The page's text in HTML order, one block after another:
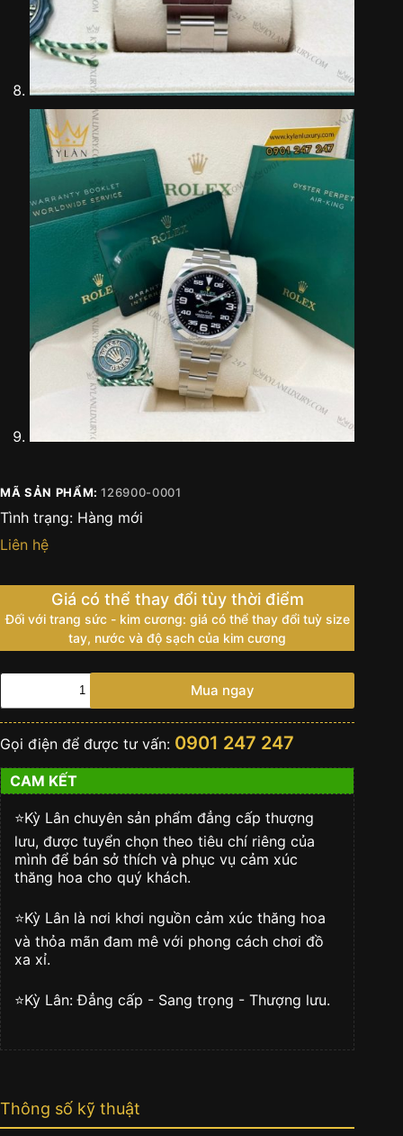
MÃ SẢN PHẨM:126900-0001
Tình trạng: Hàng mới
Liên hệ
Giá có thể thay đổi tùy thời điểm
Đối với trang sức - kim cương: giá có thể thay đổi tuỳ size
tay, nước và độ sạch của kim cương
Đồng
Rolex
King
40
mặt
số
đen
126900-
0001
số
lượng
Mua ngay
Gọi điện để được tư vấn: 0901 247 247
CAM KẾT
⭐️Kỳ Lân chuyên sản phẩm đẳng cấp thượng
lưu, được tuyển chọn theo tiêu chí riêng của
mình để bán sở thích và phục vụ cảm xúc
thăng hoa cho quý khách.
⭐️Kỳ Lân là nơi khơi nguồn cảm xúc thăng hoa
và thỏa mãn đam mê với phong cách chơi đồ
xa xỉ.
⭐️Kỳ Lân: Đẳng cấp - Sang trọng - Thượng lưu.
Thông số kỹ thuật